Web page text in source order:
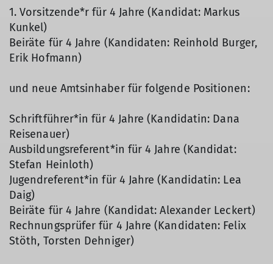
1. Vorsitzende*r für 4 Jahre (Kandidat: Markus
Kunkel)
Beiräte für 4 Jahre (Kandidaten: Reinhold Burger,
Erik Hofmann)
und neue Amtsinhaber für folgende Positionen:
Schriftführer*in für 4 Jahre (Kandidatin: Dana
Reisenauer)
Ausbildungsreferent*in für 4 Jahre (Kandidat:
Stefan Heinloth)
Jugendreferent*in für 4 Jahre (Kandidatin: Lea
Daig)
Beiräte für 4 Jahre (Kandidat: Alexander Leckert)
Rechnungsprüfer für 4 Jahre (Kandidaten: Felix
Stöth, Torsten Dehniger)